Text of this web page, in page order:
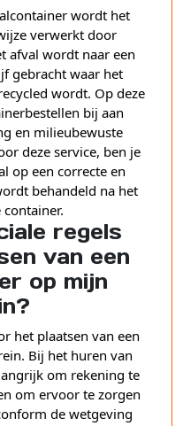
wordt het
verwerkt door
afval wordt naar een
gebracht waar het
wordt. Op deze
bij aan
en milieubewuste
deze service, ben je
op een correcte en
behandeld na het
regels
van een
op mijn
het plaatsen van een
Bij het huren van
om rekening te
om ervoor te zorgen
de wetgeving